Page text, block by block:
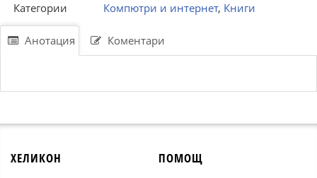
Категории
Компютри и интернет, Книги
Анотация Коментари
ХЕЛИКОН ПОМОЩ